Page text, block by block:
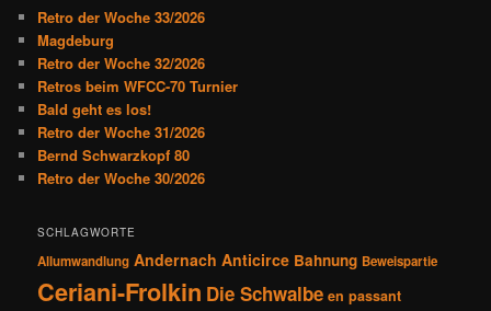
n
Retro der Woche 33/2026
Magdeburg
Retro der Woche 32/2026
Retros beim WFCC-70 Turnier
Bald geht es los!
Retro der Woche 31/2026
Bernd Schwarzkopf 80
Retro der Woche 30/2026
SCHLAGWORTE
Allumwandlung Andernach Anticirce Bahnung Beweispartie
Ceriani-Frolkin Die Schwalbe en passant